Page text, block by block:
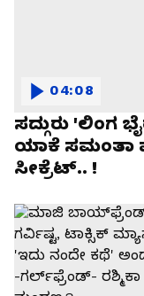
ಸದ್ಗುರು 'ಲಿಂಗ
ಯಾಕೆ ಸಮಂತಾ
ಸೀಕ್ರೆಟ್.. !
04:08